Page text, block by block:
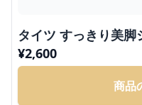
タイツ すっきり美脚
¥2,600
商品